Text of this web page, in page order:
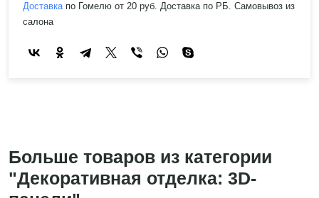
Доставкапо Гомелю от 20 руб. Доставка по РБ. Самовывоз из
салона
Больше товаров из категории
"Декоративная отделка: 3D-